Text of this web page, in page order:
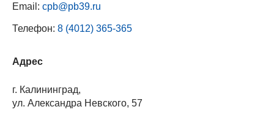
Email: cpb@pb39.ru
Телефон: 8 (4012) 365-365
Адрес
г. Калининград,
ул. Александра Невского, 57